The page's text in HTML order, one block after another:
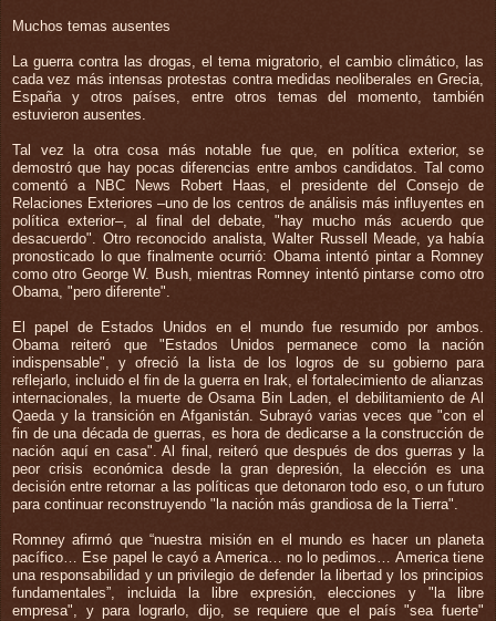
Muchos temas ausentes
La guerra contra las drogas, el tema migratorio, el cambio climático, las
cada vez más intensas protestas contra medidas neoliberales en Grecia,
España y otros países, entre otros temas del momento, también
estuvieron ausentes.
Tal vez la otra cosa más notable fue que, en política exterior, se
demostró que hay pocas diferencias entre ambos candidatos. Tal como
comentó a NBC News Robert Haas, el presidente del Consejo de
Relaciones Exteriores –uno de los centros de análisis más influyentes en
política exterior–, al final del debate, "hay mucho más acuerdo que
desacuerdo". Otro reconocido analista, Walter Russell Meade, ya había
pronosticado lo que finalmente ocurrió: Obama intentó pintar a Romney
como otro George W. Bush, mientras Romney intentó pintarse como otro
Obama, "pero diferente".
El papel de Estados Unidos en el mundo fue resumido por ambos.
Obama reiteró que "Estados Unidos permanece como la nación
indispensable", y ofreció la lista de los logros de su gobierno para
reflejarlo, incluido el fin de la guerra en Irak, el fortalecimiento de alianzas
internacionales, la muerte de Osama Bin Laden, el debilitamiento de Al
Qaeda y la transición en Afganistán. Subrayó varias veces que "con el
fin de una década de guerras, es hora de dedicarse a la construcción de
nación aquí en casa". Al final, reiteró que después de dos guerras y la
peor crisis económica desde la gran depresión, la elección es una
decisión entre retornar a las políticas que detonaron todo eso, o un futuro
para continuar reconstruyendo "la nación más grandiosa de la Tierra".
Romney afirmó que “nuestra misión en el mundo es hacer un planeta
pacífico… Ese papel le cayó a America… no lo pedimos… America tiene
una responsabilidad y un privilegio de defender la libertad y los principios
fundamentales”, incluida la libre expresión, elecciones y "la libre
empresa", y para lograrlo, dijo, se requiere que el país "sea fuerte"